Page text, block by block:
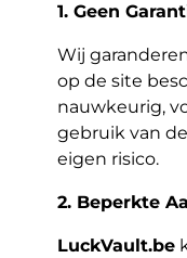
1. Geen
Wij
op de site
nauwkeurig,
gebruik van
eigen risico.
2. Beperkte
LuckVault.be